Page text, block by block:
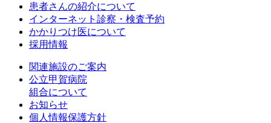
患者さんの紹介について
インターネット診察・検査予約
かかりつけ医について
採用情報
関連施設のご案内
公立甲賀病院
組合について
お知らせ
個人情報保護方針